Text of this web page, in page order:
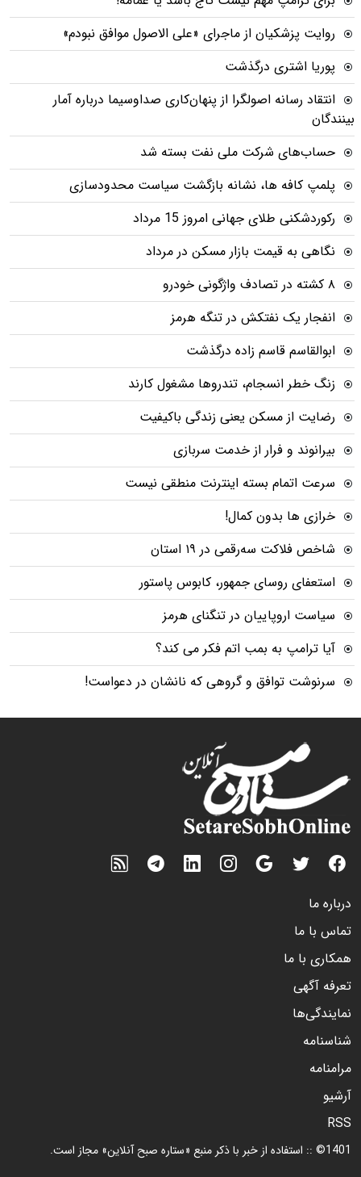
روایت پزشکیان از ماجرای «علی الاصول موافق نبودم»
پوریا اشتری درگذشت
انتقاد رسانه اصولگرا از پنهان‌کاری صداوسیما درباره آمار
بینندگان
حساب‌های شرکت ملی نفت بسته شد
پلمپ کافه ها، نشانه بازگشت سیاست محدودسازی
رکوردشکنی طلای جهانی امروز 15 مرداد
نگاهی به قیمت بازار مسکن در مرداد
۸ کشته در تصادف واژگونی خودرو
انفجار یک نفتکش در تنگه هرمز
ابوالقاسم قاسم زاده درگذشت
زنگ خطر انسجام، تندروها مشغول کارند
رضایت از مسکن یعنی زندگی باکیفیت
بیرانوند و فرار از خدمت سربازی
سرعت اتمام بسته‌ اینترنت منطقی نیست
خرازی ها بدون کمال!
شاخص فلاکت سه‌رقمی در ۱۹ استان
استعفای روسای جمهور، کابوس پاستور
سیاست اروپاییان در تنگنای هرمز
آیا ترامپ به بمب اتم فکر می کند؟
سرنوشت توافق و گروهی که نانشان در دعواست!
درباره ما
تماس با ما
همکاری با ما
تعرفه آگهی
نمایندگی‌ها
شناسنامه
مرامنامه
آرشیو
RSS
1401© :: استفاده از خبر با ذکر منبع «ستاره صبح آنلاین» مجاز است.